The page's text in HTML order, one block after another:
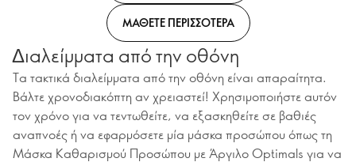
ΜΑΘΕΤΕ ΠΕΡΙΣΣΟΤΕΡΑ
Διαλείμματα από την οθόνη
Τα τακτικά διαλείμματα από την οθόνη είναι απαραίτητα.
Βάλτε χρονοδιακόπτη αν χρειαστεί! Χρησιμοποιήστε αυτόν
τον χρόνο για να τεντωθείτε, να εξασκηθείτε σε βαθιές
αναπνοές ή να εφαρμόσετε μία μάσκα προσώπου όπως τη
Μάσκα Καθαρισμού Προσώπου με Άργιλο Optimals για να